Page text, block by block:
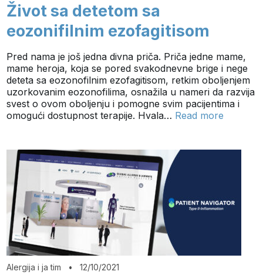
Život sa detetom sa
eozonifilnim ezofagitisom
Pred nama je još jedna divna priča. Priča jedne mame,
mame heroja, koja se pored svakodnevne brige i nege
deteta sa eozonofilnim ezofagitisom, retkim oboljenjem
uzorkovanim eozonofilima, osnažila u nameri da razvija
svest o ovom oboljenju i pomogne svim pacijentima i
omogući dostupnost terapije. Hvala… Read more
Alergija i ja tim •12/10/2021